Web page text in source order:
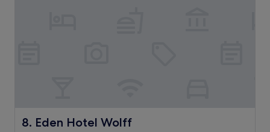
8. Eden Hotel Wolff
Eden Hotel Wolff